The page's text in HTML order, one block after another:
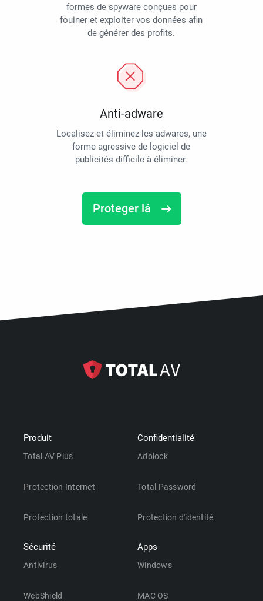
formes de spyware conçues pour
fouiner et exploiter vos données afin
de générer des profits.
Anti-adware
Localisez et éliminez les adwares, une
forme agressive de logiciel de
publicités difficile à éliminer.
Proteger lá
Produit
Total AV Plus
Protection Internet
Protection totale
Sécurité
Antivirus
WebShield
Confidentialité
Adblock
Total Password
Protection d'identité
Apps
Windows
MAC OS